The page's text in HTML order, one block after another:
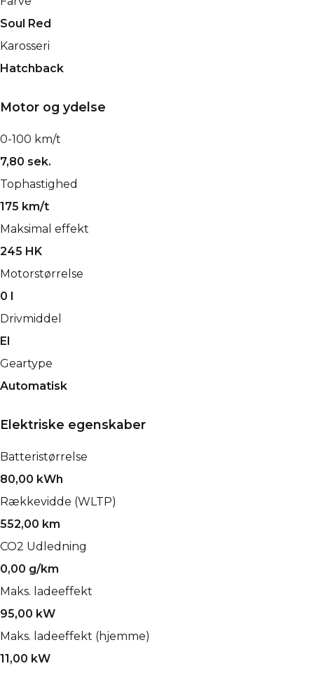
Soul Red
Karosseri
Hatchback
Motor og ydelse
0-100 km/t
7,80 sek.
Tophastighed
175 km/t
Maksimal effekt
245 HK
Motorstørrelse
0 l
Drivmiddel
El
Geartype
Automatisk
Elektriske egenskaber
Batteristørrelse
80,00 kWh
Rækkevidde (WLTP)
552,00 km
CO2 Udledning
0,00 g/km
Maks. ladeeffekt
95,00 kW
Maks. ladeeffekt (hjemme)
11,00 kW